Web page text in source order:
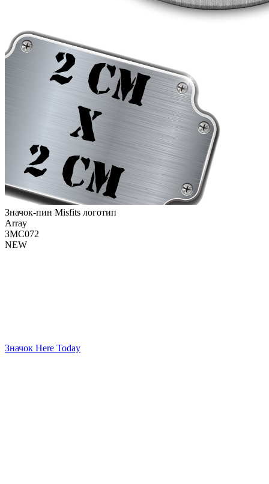
Значок-пин Misfits логотип
Array
ЗМС072
NEW
Значок Here Today